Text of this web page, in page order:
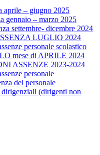
aprile – giugno 2025
gennaio – marzo 2025
settembre- dicembre 2024
LUGLIO 2024
personale scolastico
mese di APRILE 2024
ASSENZE 2023-2024
personale
del personale
(dirigenti non